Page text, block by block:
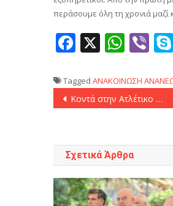
περάσουμε όλη τη χρονιά μαζί
Facebook
X
Tagged ΑΝΑΚΟΙΝΩΣΗ
Πλοήγηση
Κοντά στην Ατλέτικο Νασιονάλ ο Μορέλος
Σχετικά Άρθρα